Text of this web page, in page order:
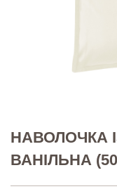
НАВОЛОЧКА
ВАНІЛЬНА